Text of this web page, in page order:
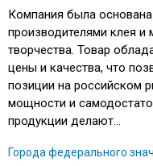
Компания была основана
производителями клея и
творчества. Товар
цены и качества, что
позиции на российском
мощности и
продукции делают...
Города федерального